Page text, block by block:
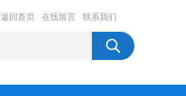
返回首页 在线留言 联系我们